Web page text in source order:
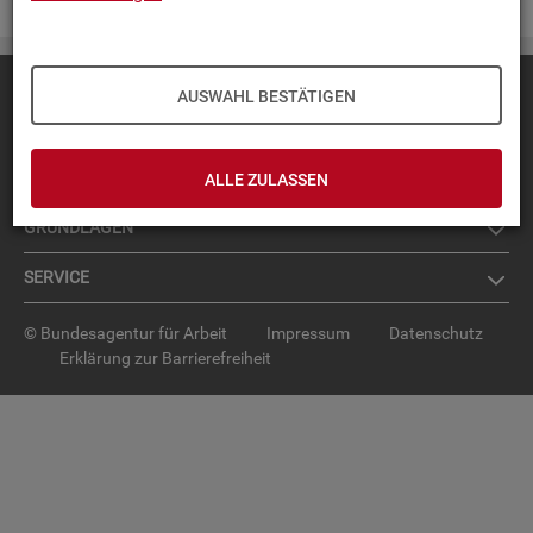
AUSWAHL BESTÄTIGEN
ALLE ZULASSEN
TOP-PRO­DUK­TE
IN­TER­AK­TI­VE STA­TIS­TI­KEN
GRUND­LA­GEN
SER­VICE
© Bundesagentur für Arbeit Impressum
Datenschutz
Erklärung zur Barrierefreiheit